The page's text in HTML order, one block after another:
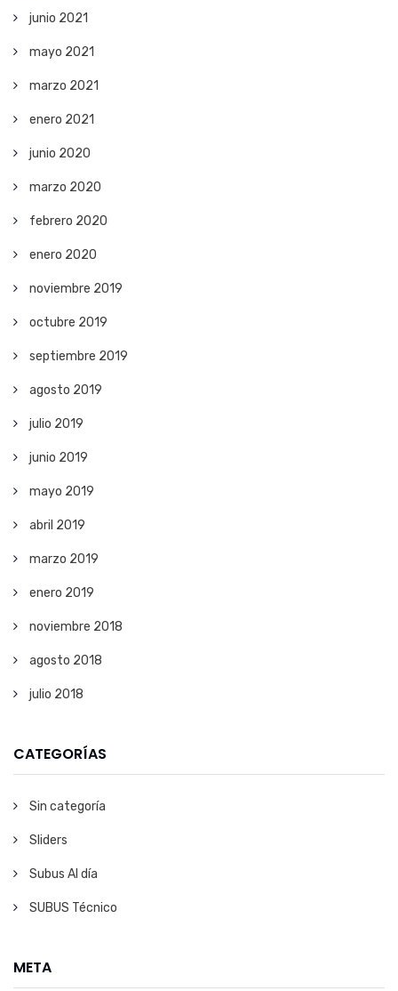
junio 2021
mayo 2021
marzo 2021
enero 2021
junio 2020
marzo 2020
febrero 2020
enero 2020
noviembre 2019
octubre 2019
septiembre 2019
agosto 2019
julio 2019
junio 2019
mayo 2019
abril 2019
marzo 2019
enero 2019
noviembre 2018
agosto 2018
julio 2018
CATEGORÍAS
Sin categoría
Sliders
Subus Al día
SUBUS Técnico
META